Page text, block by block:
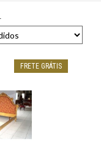
FRETE GRÁTIS